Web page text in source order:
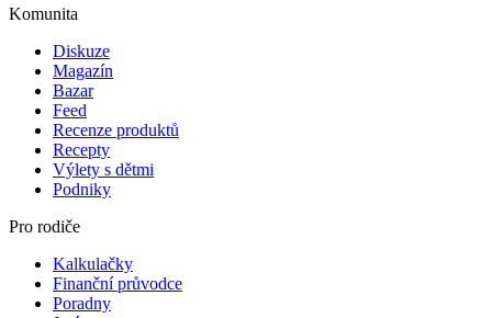
Komunita
Diskuze
Magazín
Bazar
Feed
Recenze produktů
Recepty
Výlety s dětmi
Podniky
Pro rodiče
Kalkulačky
Finanční průvodce
Poradny